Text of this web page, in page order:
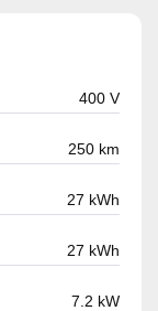
400 V
250 km
27 kWh
27 kWh
7.2 kW